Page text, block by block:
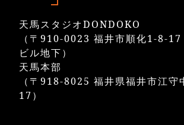
天馬スタジオDONDOKO
（〒910-0023 福井市順化1-8-17
ビル地下）
天馬本部
（〒918-8025 福井県福井市江守
17）